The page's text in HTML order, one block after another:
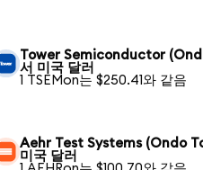
Tower Semiconductor
서 미국 달러
1 TSEMon는 $250.41와 같음
Aehr Test Systems (Ondo
미국 달러